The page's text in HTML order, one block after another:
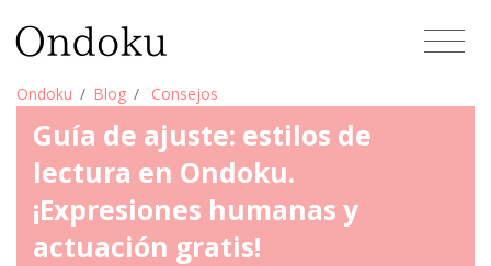
Ondoku Blog Consejos
Guía de ajuste: estilos de
lectura en Ondoku.
¡Expresiones humanas y
actuación gratis!